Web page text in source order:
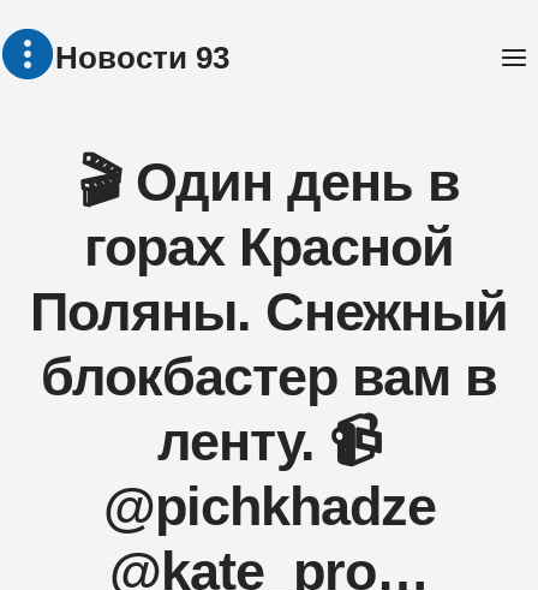
Перейти
Новости 93
🎬 Один день в
горах Красной
Поляны. Снежный
блокбастер вам в
ленту. 📹
@pichkhadze
@kate_pro…